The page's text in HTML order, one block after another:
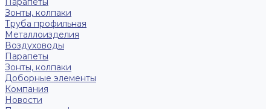
Зонты, колпаки
Труба профильная
Металлоизделия
Воздуховоды
Парапеты
Зонты, колпаки
Доборные элементы
Компания
Новости